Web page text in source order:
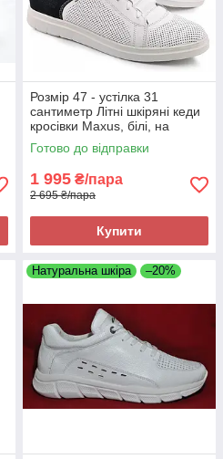
Розмір 47 - устілка 31
сантиметр Літні шкіряні кеди
кросівки Maxus, білі, на
підошві з піни, легкі та зручні
Готово до відправки
1 995 ₴/пара
2 695 ₴/пара
Купити
Натуральна шкіра –20%